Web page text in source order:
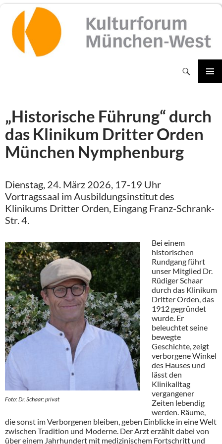
Inhalt
springen
„Historische Führung“ durch
das Klinikum Dritter Orden
München Nymphenburg
Dienstag, 24. März 2026, 17-19 Uhr
Vortragssaal im Ausbildungsinstitut des
Klinikums Dritter Orden, Eingang Franz-Schrank-
Str. 4.
Foto: Dr. Schaar: privat
Bei einem
historischen
Rundgang führt
unser Mitglied Dr.
Rüdiger Schaar
durch das Klinikum
Dritter Orden, das
1912 gegründet
wurde. Er
beleuchtet seine
bewegte
Geschichte, zeigt
verborgene Winkel
des Hauses und
lässt den
Klinikalltag
vergangener
Zeiten lebendig
werden. Räume,
die sonst im Verborgenen bleiben, geben Einblicke in eine Welt
zwischen Tradition und Moderne. Der Arzt erzählt dabei von
über einem Jahrhundert mit medizinischem Fortschritt und